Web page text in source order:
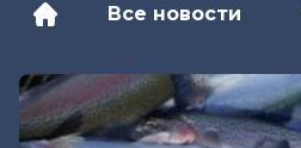
Все новости